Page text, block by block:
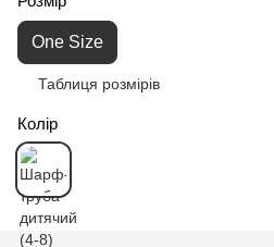
One Size
Таблиця розмірів
Колір